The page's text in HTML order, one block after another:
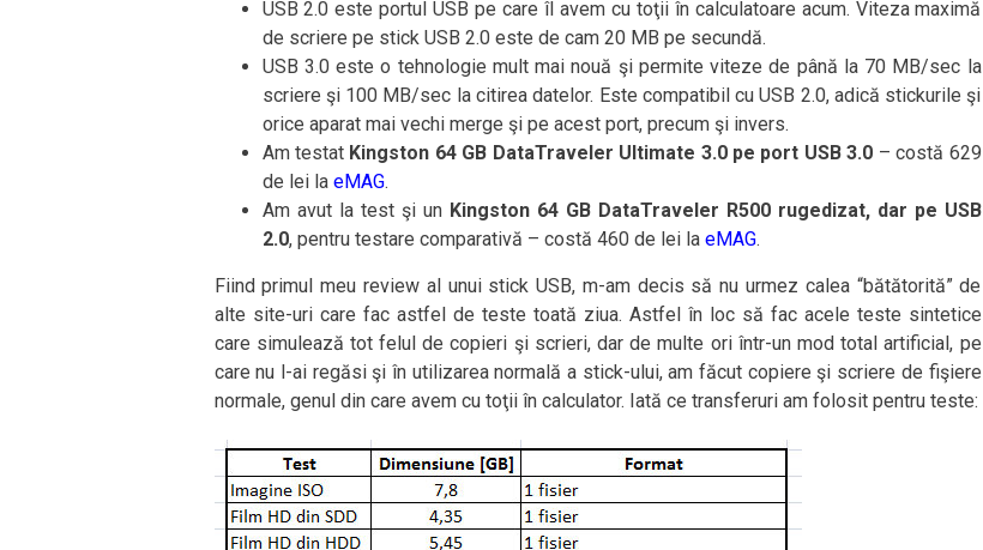
USB 2.0 este portul USB pe care îl avem cu toţii în calculatoare acum. Viteza maximă
de scriere pe stick USB 2.0 este de cam 20 MB pe secundă.
USB 3.0 este o tehnologie mult mai nouă şi permite viteze de până la 70 MB/sec la
scriere şi 100 MB/sec la citirea datelor. Este compatibil cu USB 2.0, adică stickurile şi
orice aparat mai vechi merge şi pe acest port, precum şi invers.
Am testat Kingston 64 GB DataTraveler Ultimate 3.0 pe port USB 3.0 – costă 629
de lei la eMAG.
Am avut la test şi un Kingston 64 GB DataTraveler R500 rugedizat, dar pe USB
2.0, pentru testare comparativă – costă 460 de lei la eMAG.
Fiind primul meu review al unui stick USB, m-am decis să nu urmez calea “bătătorită” de
alte site-uri care fac astfel de teste toată ziua. Astfel în loc să fac acele teste sintetice
care simulează tot felul de copieri şi scrieri, dar de multe ori într-un mod total artificial, pe
care nu l-ai regăsi şi în utilizarea normală a stick-ului, am făcut copiere şi scriere de fişiere
normale, genul din care avem cu toţii în calculator. Iată ce transferuri am folosit pentru teste: